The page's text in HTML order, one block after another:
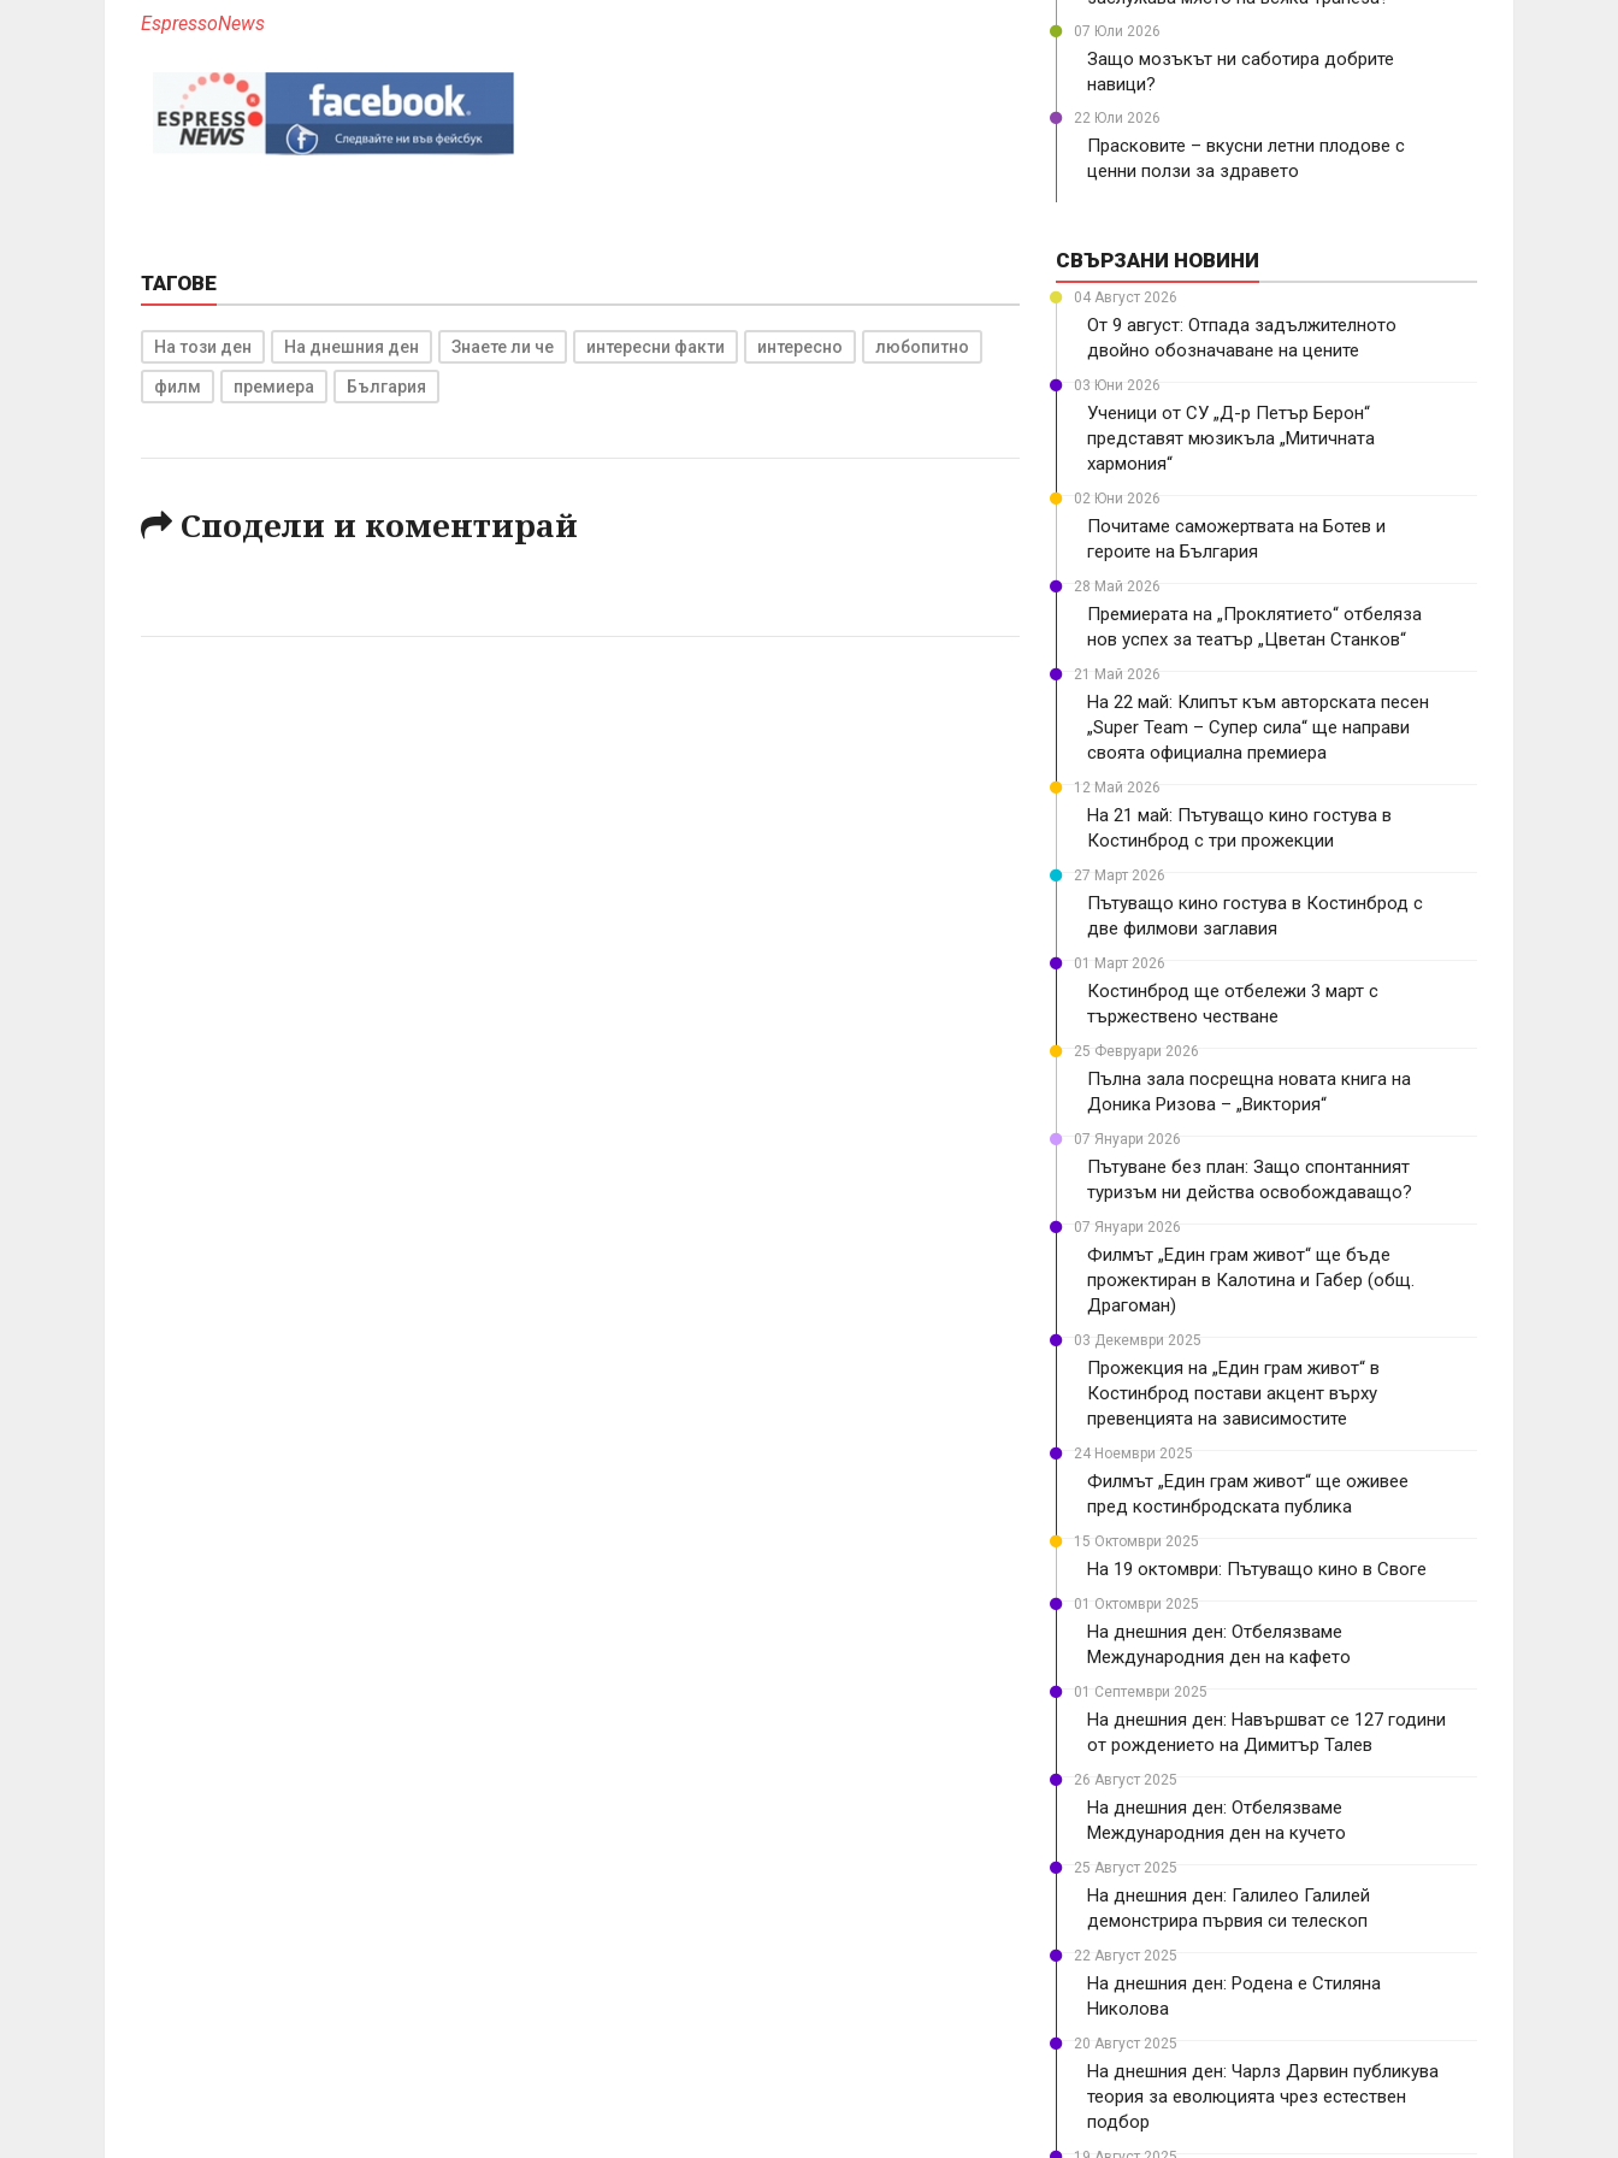
EspressoNews
ТАГОВЕ
На този ден На днешния ден Знаете ли че интересни факти интересно любопитно
филм премиера България
Сподели и коментирай
07 Юли 2026
Защо мозъкът ни саботира добрите
навици?
22 Юли 2026
Прасковите – вкусни летни плодове с
ценни ползи за здравето
СВЪРЗАНИ НОВИНИ
04 Август 2026
От 9 август: Отпада задължителното
двойно обозначаване на цените
03 Юни 2026
Ученици от СУ „Д-р Петър Берон“
представят мюзикъла „Митичната
хармония“
02 Юни 2026
Почитаме саможертвата на Ботев и
героите на България
28 Май 2026
Премиерата на „Проклятието“ отбеляза
нов успех за театър „Цветан Станков“
21 Май 2026
На 22 май: Клипът към авторската песен
„Super Team – Супер сила“ ще направи
своята официална премиера
12 Май 2026
На 21 май: Пътуващо кино гостува в
Костинброд с три прожекции
27 Март 2026
Пътуващо кино гостува в Костинброд с
две филмови заглавия
01 Март 2026
Костинброд ще отбележи 3 март с
тържествено честване
25 Февруари 2026
Пълна зала посрещна новата книга на
Доника Ризова – „Виктория“
07 Януари 2026
Пътуване без план: Защо спонтанният
туризъм ни действа освобождаващо?
07 Януари 2026
Филмът „Един грам живот“ ще бъде
прожектиран в Калотина и Габер (общ.
Драгоман)
03 Декември 2025
Прожекция на „Един грам живот“ в
Костинброд постави акцент върху
превенцията на зависимостите
24 Ноември 2025
Филмът „Един грам живот“ ще оживее
пред костинбродската публика
15 Октомври 2025
На 19 октомври: Пътуващо кино в Своге
01 Октомври 2025
На днешния ден: Отбелязваме
Международния ден на кафето
01 Септември 2025
На днешния ден: Навършват се 127 години
от рождението на Димитър Талев
26 Август 2025
На днешния ден: Отбелязваме
Международния ден на кучето
25 Август 2025
На днешния ден: Галилео Галилей
демонстрира първия си телескоп
22 Август 2025
На днешния ден: Родена е Стиляна
Николова
20 Август 2025
На днешния ден: Чарлз Дарвин публикува
теория за еволюцията чрез естествен
подбор